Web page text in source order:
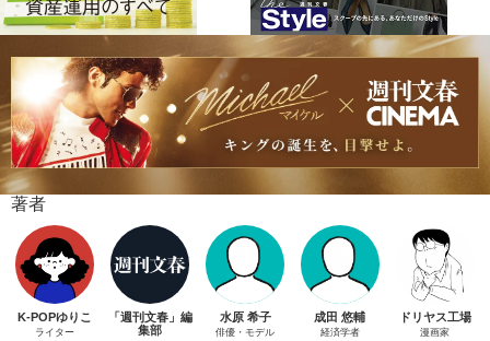
著者
K-POPゆりこ
ライター
「週刊文春」編
集部
水原 希子
俳優・モデル
成田 悠輔
経済学者
ドリヤス工場
漫画家